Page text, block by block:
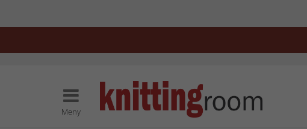
Meny